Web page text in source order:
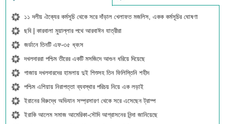
১১ দলীয় ঐক্যের কর্মসূচি থেকে সরে দাঁড়াল খেলাফত মজলিস, একক কর্মসূচির ঘোষণা
ছবি | কারবালা মুয়াল্লার পথে আরবাঈন যাত্রীরা
জর্ডানে তিনটি এফ-৩৫ ধ্বংস
দখলদাররা পশ্চিম তীরের একটি মসজিদে আগুন ধরিয়ে দিয়েছে
গাজায় দখলদারদের হামলায় দুই শিশুসহ তিন ফিলিস্তিনি শহীদ
পশ্চিম এশিয়ায় নিরাপত্তা ব্যবস্থার পরিচয় নিয়ে এক লড়াই
ইরানের বিরুদ্ধে অভিযান সম্প্রসারণ থেকে সরে এসেছেন ট্রাম্প
ইরাকি আলেম সমাজ আমেরিকা-সৌদি আগ্রাসনের নিন্দা জানিয়েছে